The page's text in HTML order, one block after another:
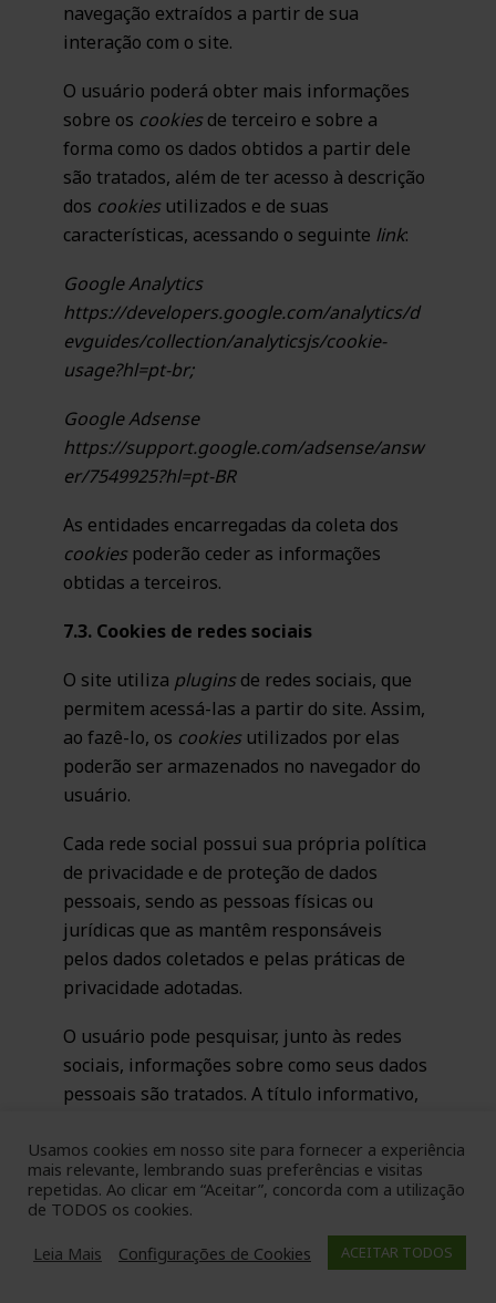
navegação extraídos a partir de sua
interação com o site.
O usuário poderá obter mais informações
sobre os cookiesde terceiro e sobre a
forma como os dados obtidos a partir dele
são tratados, além de ter acesso à descrição
dos cookiesutilizados e de suas
características, acessando o seguinte link:
Google Analytics
https://developers.google.com/analytics/d
evguides/collection/analyticsjs/cookie-
usage?hl=pt-br;
Google Adsense
https://support.google.com/adsense/answ
er/7549925?hl=pt-BR
As entidades encarregadas da coleta dos
cookiespoderão ceder as informações
obtidas a terceiros.
7.3. Cookies de redes sociais
O site utiliza pluginsde redes sociais, que
permitem acessá-las a partir do site. Assim,
ao fazê-lo, os cookiesutilizados por elas
poderão ser armazenados no navegador do
usuário.
Cada rede social possui sua própria política
de privacidade e de proteção de dados
pessoais, sendo as pessoas físicas ou
jurídicas que as mantêm responsáveis
pelos dados coletados e pelas práticas de
privacidade adotadas.
O usuário pode pesquisar, junto às redes
sociais, informações sobre como seus dados
pessoais são tratados. A título informativo,
partir dos quais poderão ser consultadas as
políticas de privacidade e decookies
adotadas por algumas das principais redes
Usamos cookies em nosso site para fornecer a experiência
mais relevante, lembrando suas preferências e visitas
repetidas. Ao clicar em “Aceitar”, concorda com a utilização
de TODOS os cookies.
Leia Mais
Configurações de Cookies ACEITAR TODOS